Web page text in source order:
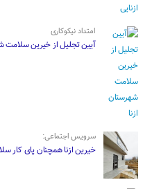
امتداد نیکوکاری
آیین تجلیل از خیرین سلامت
سرویس اجتماعی:
خیرین ازنا همچنان پای کار